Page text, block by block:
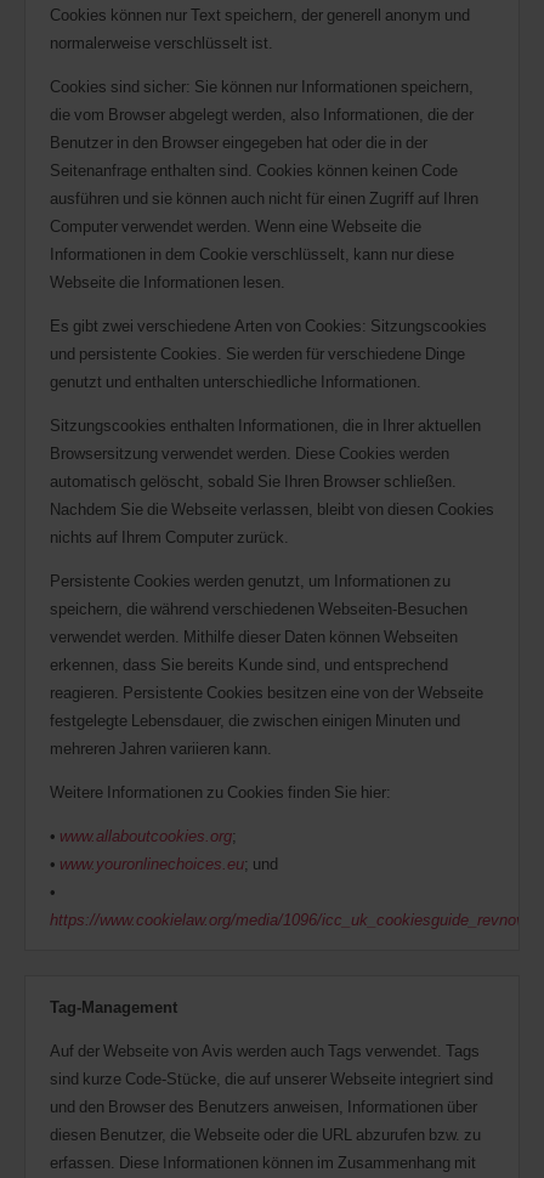
Cookies können nur Text speichern, der generell anonym und
normalerweise verschlüsselt ist.
Cookies sind sicher: Sie können nur Informationen speichern,
die vom Browser abgelegt werden, also Informationen, die der
Benutzer in den Browser eingegeben hat oder die in der
Seitenanfrage enthalten sind. Cookies können keinen Code
ausführen und sie können auch nicht für einen Zugriff auf Ihren
Computer verwendet werden. Wenn eine Webseite die
Informationen in dem Cookie verschlüsselt, kann nur diese
Webseite die Informationen lesen.
Es gibt zwei verschiedene Arten von Cookies: Sitzungscookies
und persistente Cookies. Sie werden für verschiedene Dinge
genutzt und enthalten unterschiedliche Informationen.
Sitzungscookies enthalten Informationen, die in Ihrer aktuellen
Browsersitzung verwendet werden. Diese Cookies werden
automatisch gelöscht, sobald Sie Ihren Browser schließen.
Nachdem Sie die Webseite verlassen, bleibt von diesen Cookies
nichts auf Ihrem Computer zurück.
Persistente Cookies werden genutzt, um Informationen zu
speichern, die während verschiedenen Webseiten-Besuchen
verwendet werden. Mithilfe dieser Daten können Webseiten
erkennen, dass Sie bereits Kunde sind, und entsprechend
reagieren. Persistente Cookies besitzen eine von der Webseite
festgelegte Lebensdauer, die zwischen einigen Minuten und
mehreren Jahren variieren kann.
Weitere Informationen zu Cookies finden Sie hier:
• www.allaboutcookies.org;
• www.youronlinechoices.eu; und
•
https://www.cookielaw.org/media/1096/
Tag-Management
Auf der Webseite von Avis werden auch Tags verwendet. Tags
sind kurze Code-Stücke, die auf unserer Webseite integriert sind
und den Browser des Benutzers anweisen, Informationen über
diesen Benutzer, die Webseite oder die URL abzurufen bzw. zu
erfassen. Diese Informationen können im Zusammenhang mit